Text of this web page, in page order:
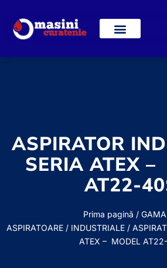
ASPIRATOR
SERIA ATEX –
AT22-
Prima pagină /
ASPIRATOARE / INDUSTRIALE /
ATEX – MODEL